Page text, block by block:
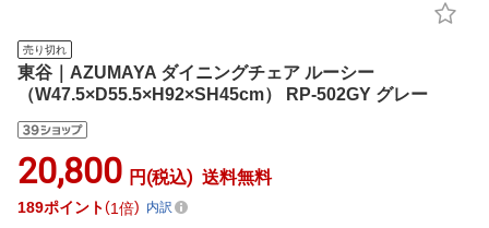
売り切れ
東谷｜AZUMAYA ダイニングチェア ルーシー
（W47.5×D55.5×H92×SH45cm） RP-502GY グレー
20,800 円(税込) 送料無料
189ポイント 1倍 内訳